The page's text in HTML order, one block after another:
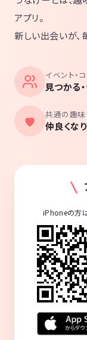
アプリ。
新しい出会いが、
イベント・
見つかる
共通の趣味
仲良くな
iPhoneの方